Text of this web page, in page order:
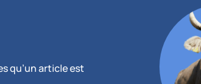
qu’un article est